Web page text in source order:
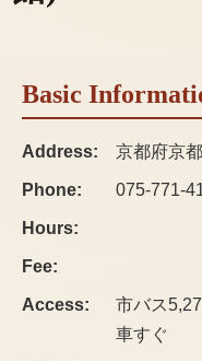
Basic
Address: 京都府京
Phone: 075-771-
Hours:
Fee:
Access:
市バス
車すぐ